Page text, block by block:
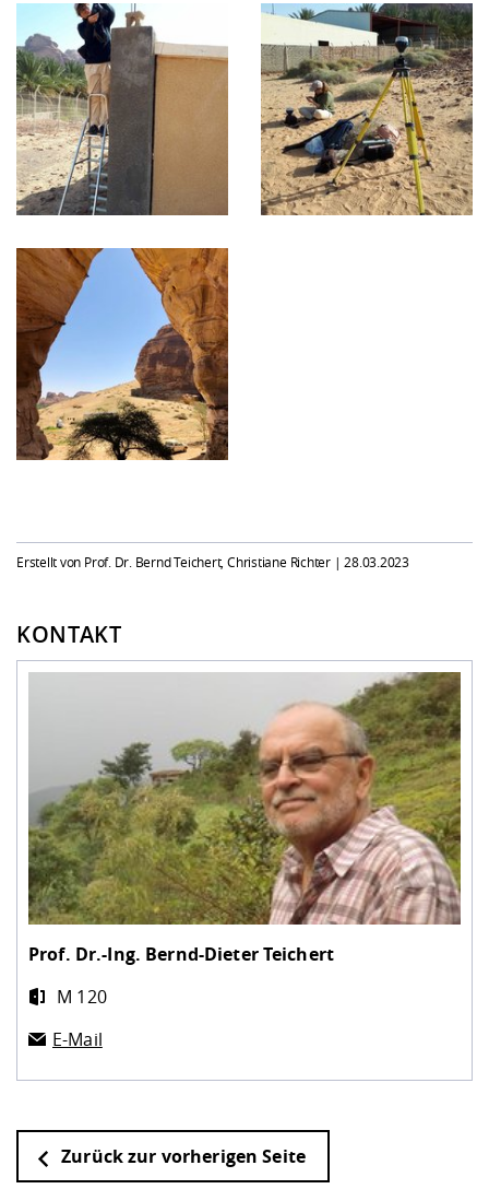
Erstellt von Prof. Dr. Bernd Teichert, Christiane Richter | 28.03.2023
KONTAKT
Prof. Dr.-Ing. Bernd-Dieter Teichert
M 120
E-Mail
Zurück zur vorherigen Seite